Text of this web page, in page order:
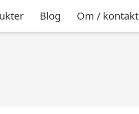
Blog Om / kontakt